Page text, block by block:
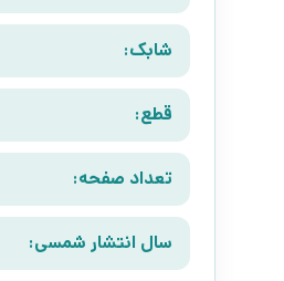
شابک:
قطع:
تعداد صفحه:
سال انتشار شمسی: